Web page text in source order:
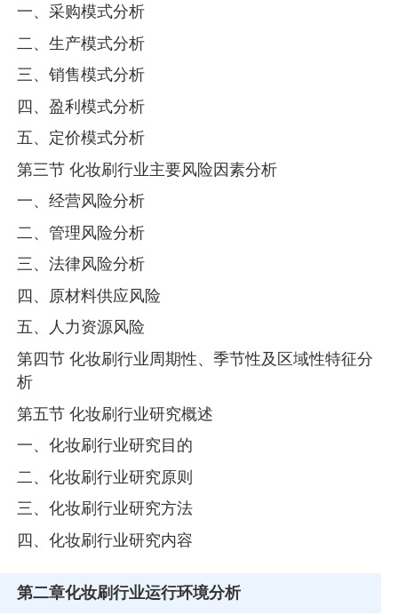
一、采购模式分析
二、生产模式分析
三、销售模式分析
四、盈利模式分析
五、定价模式分析
第三节 化妆刷行业主要风险因素分析
一、经营风险分析
二、管理风险分析
三、法律风险分析
四、原材料供应风险
五、人力资源风险
第四节 化妆刷行业周期性、季节性及区域性特征分
析
第五节 化妆刷行业研究概述
一、化妆刷行业研究目的
二、化妆刷行业研究原则
三、化妆刷行业研究方法
四、化妆刷行业研究内容
第二章化妆刷行业运行环境分析